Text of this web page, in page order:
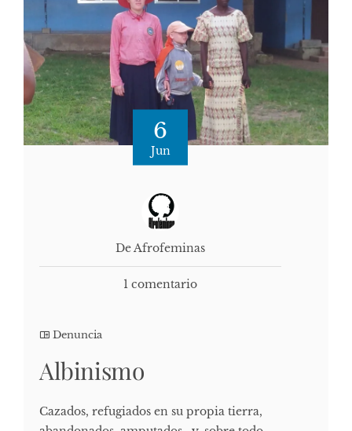
6
Jun
De Afrofeminas
1 comentario
Denuncia
Albinismo
Cazados, refugiados en su propia tierra,